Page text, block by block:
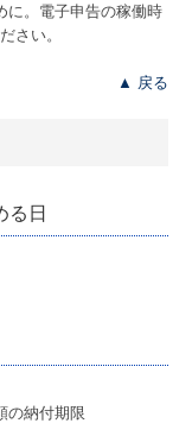
。電子申告の稼働時
さい。
▲ 戻る
る日
の納付期限